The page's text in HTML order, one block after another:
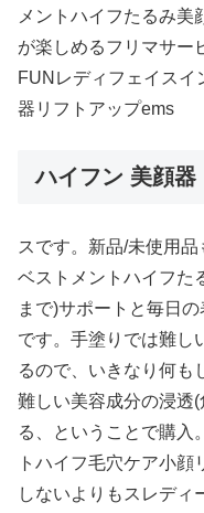
メントハイフたるみ美
が楽しめるフリマサー
FUNレディフェイスイ
器リフトアップems
ハイフン 美顔器
スです。新品/未使用
ベストメントハイフた
まで)サポートと毎日
です。手塗りでは難し
るので、いきなり何も
難しい美容成分の浸透
る、ということで購入
トハイフ毛穴ケア小
しないよりもスレディ